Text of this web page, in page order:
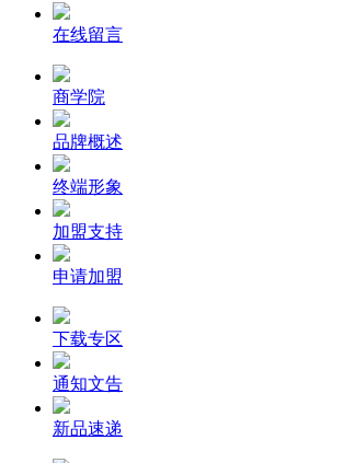
在线留言
商学院
品牌概述
终端形象
加盟支持
申请加盟
下载专区
通知文告
新品速递